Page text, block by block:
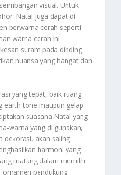
visual. Untuk
Natal juga dapat di
berwarna cerah seperti
warna cerah ini
suram pada dinding
nuansa yang hangat dan
yang tepat, baik ruang
earth tone maupun gelap
suasana Natal yang
warna yang di gunakan,
dekorasi, akan saling
harmoni yang
matang dalam memilih
pendukung